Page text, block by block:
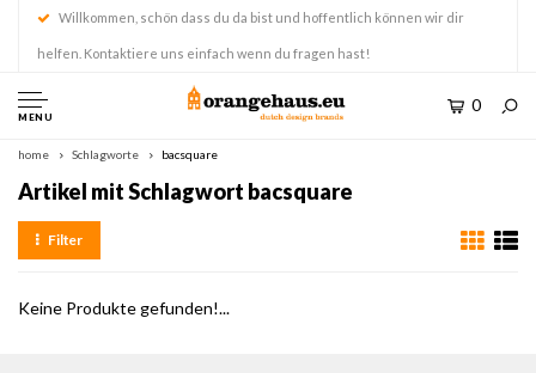
Willkommen, schön dass du da bist und hoffentlich können wir dir
helfen. Kontaktiere uns einfach wenn du fragen hast!
MENU
0
home Schlagworte bacsquare
Artikel mit Schlagwort bacsquare
Filter
Keine Produkte gefunden!...